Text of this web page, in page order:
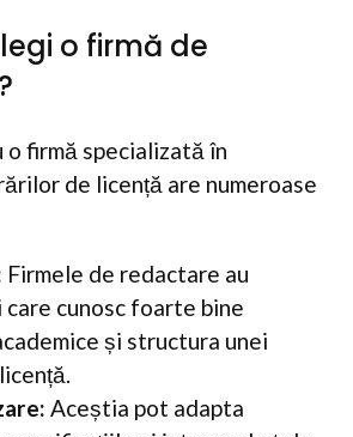
o firmă de
o firmă specializată în
de licență are numeroase
Firmele de redactare au
cunosc foarte bine
și structura unei
Aceștia pot adapta